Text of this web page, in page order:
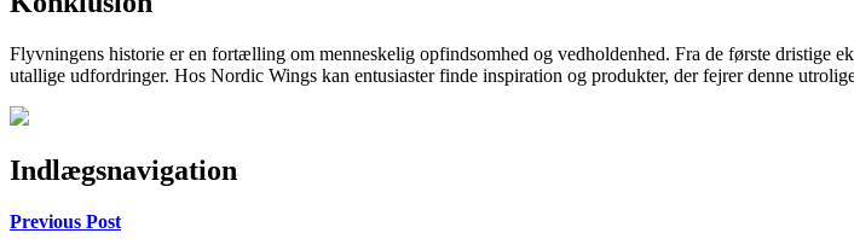
Flyvningens historie er en fortælling om menneskelig opfindsomhed og vedholdenhed. Fra de første dristige
utallige udfordringer. Hos Nordic Wings kan entusiaster finde inspiration og produkter, der fejrer denne
Indlægsnavigation
Previous Post